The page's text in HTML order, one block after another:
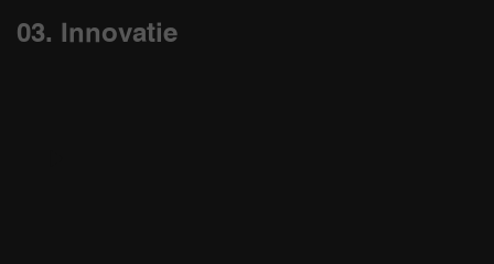
03. Innovatie